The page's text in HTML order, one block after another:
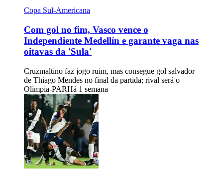
Copa Sul-Americana
Com gol no fim, Vasco vence o
Independiente Medellín e garante vaga nas
oitavas da 'Sula'
Cruzmaltino faz jogo ruim, mas consegue gol salvador
de Thiago Mendes no final da partida; rival será o
Olimpia-PARHá 1 semana